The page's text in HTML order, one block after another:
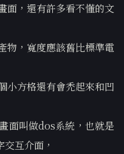
面，還有許多看不懂的文
物，寬度應該舊比標準電
小方格還有會禿起來和凹
面叫做dos系統，也就是
互介面，